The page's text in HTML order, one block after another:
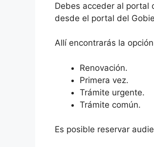
Debes acceder al portal
desde el portal del
Allí encontrarás la
Renovación.
Primera vez.
Trámite urgente.
Trámite común.
Es posible reservar